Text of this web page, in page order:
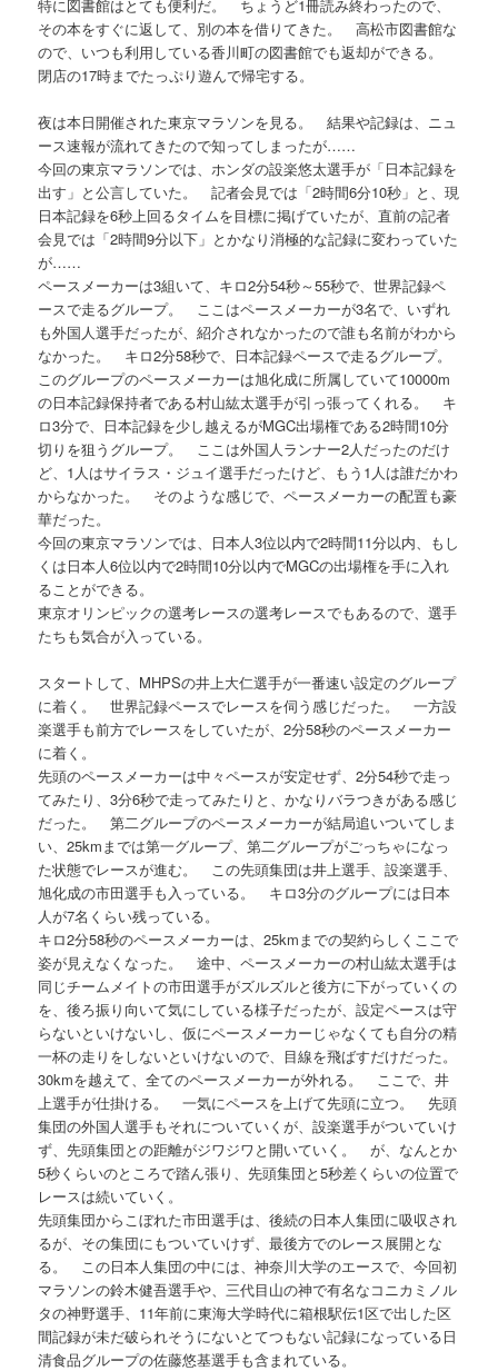
特に図書館はとても便利だ。 ちょうど1冊読み終わったので、
その本をすぐに返して、別の本を借りてきた。 高松市図書館な
ので、いつも利用している香川町の図書館でも返却ができる。
閉店の17時までたっぷり遊んで帰宅する。
夜は本日開催された東京マラソンを見る。 結果や記録は、ニュ
ース速報が流れてきたので知ってしまったが……
今回の東京マラソンでは、ホンダの設楽悠太選手が「日本記録を
出す」と公言していた。 記者会見では「2時間6分10秒」と、現
日本記録を6秒上回るタイムを目標に掲げていたが、直前の記者
会見では「2時間9分以下」とかなり消極的な記録に変わっていた
が……
ペースメーカーは3組いて、キロ2分54秒～55秒で、世界記録ペ
ースで走るグループ。 ここはペースメーカーが3名で、いずれ
も外国人選手だったが、紹介されなかったので誰も名前がわから
なかった。 キロ2分58秒で、日本記録ペースで走るグループ。
このグループのペースメーカーは旭化成に所属していて10000m
の日本記録保持者である村山紘太選手が引っ張ってくれる。 キ
ロ3分で、日本記録を少し越えるがMGC出場権である2時間10分
切りを狙うグループ。 ここは外国人ランナー2人だったのだけ
ど、1人はサイラス・ジュイ選手だったけど、もう1人は誰だかわ
からなかった。 そのような感じで、ペースメーカーの配置も豪
華だった。
今回の東京マラソンでは、日本人3位以内で2時間11分以内、もし
くは日本人6位以内で2時間10分以内でMGCの出場権を手に入れ
ることができる。
東京オリンピックの選考レースの選考レースでもあるので、選手
たちも気合が入っている。
スタートして、MHPSの井上大仁選手が一番速い設定のグループ
に着く。 世界記録ペースでレースを伺う感じだった。 一方設
楽選手も前方でレースをしていたが、2分58秒のペースメーカー
に着く。
先頭のペースメーカーは中々ペースが安定せず、2分54秒で走っ
てみたり、3分6秒で走ってみたりと、かなりバラつきがある感じ
だった。 第二グループのペースメーカーが結局追いついてしま
い、25kmまでは第一グループ、第二グループがごっちゃになっ
た状態でレースが進む。 この先頭集団は井上選手、設楽選手、
旭化成の市田選手も入っている。 キロ3分のグループには日本
人が7名くらい残っている。
キロ2分58秒のペースメーカーは、25kmまでの契約らしくここで
姿が見えなくなった。 途中、ペースメーカーの村山紘太選手は
同じチームメイトの市田選手がズルズルと後方に下がっていくの
を、後ろ振り向いて気にしている様子だったが、設定ペースは守
らないといけないし、仮にペースメーカーじゃなくても自分の精
一杯の走りをしないといけないので、目線を飛ばすだけだった。
30kmを越えて、全てのペースメーカーが外れる。 ここで、井
上選手が仕掛ける。 一気にペースを上げて先頭に立つ。 先頭
集団の外国人選手もそれについていくが、設楽選手がついていけ
ず、先頭集団との距離がジワジワと開いていく。 が、なんとか
5秒くらいのところで踏ん張り、先頭集団と5秒差くらいの位置で
レースは続いていく。
先頭集団からこぼれた市田選手は、後続の日本人集団に吸収され
るが、その集団にもついていけず、最後方でのレース展開とな
る。 この日本人集団の中には、神奈川大学のエースで、今回初
マラソンの鈴木健吾選手や、三代目山の神で有名なコニカミノル
タの神野選手、11年前に東海大学時代に箱根駅伝1区で出した区
間記録が未だ破られそうにないとてつもない記録になっている日
清食品グループの佐藤悠基選手も含まれている。